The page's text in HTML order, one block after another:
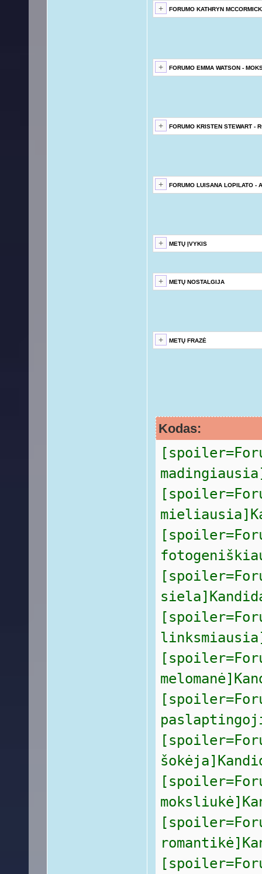
FORUMO KATHRYN
FORUMO EMMA WATSON -
FORUMO KRISTEN STEWART -
FORUMO LUISANA LOPILATO -
METŲ ĮVYKIS
METŲ NOSTALGIJA
METŲ FRAZĖ
Kodas: